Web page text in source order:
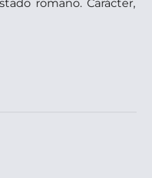
romano. Carácter,